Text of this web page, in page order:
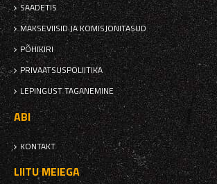
SAADETIS
MAKSEVIISID JA KOMISJONITASUD
PÕHIKIRI
PRIVAATSUSPOLIITIKA
LEPINGUST TAGANEMINE
ABI
KONTAKT
LIITU MEIEGA